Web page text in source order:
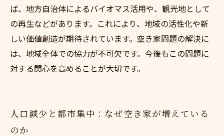
ば、地方自治体によるバイオマス活用や、観光地として
の再生などがあります。これにより、地域の活性化や新
しい価値創造が期待されています。空き家問題の解決に
は、地域全体での協力が不可欠です。今後もこの問題に
対する関心を高めることが大切です。
人口減少と都市集中：なぜ空き家が増えている
のか